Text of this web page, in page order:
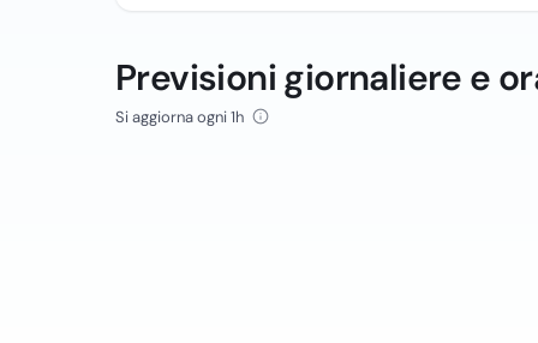
Previsioni giornaliere e
Si aggiorna ogni 1h